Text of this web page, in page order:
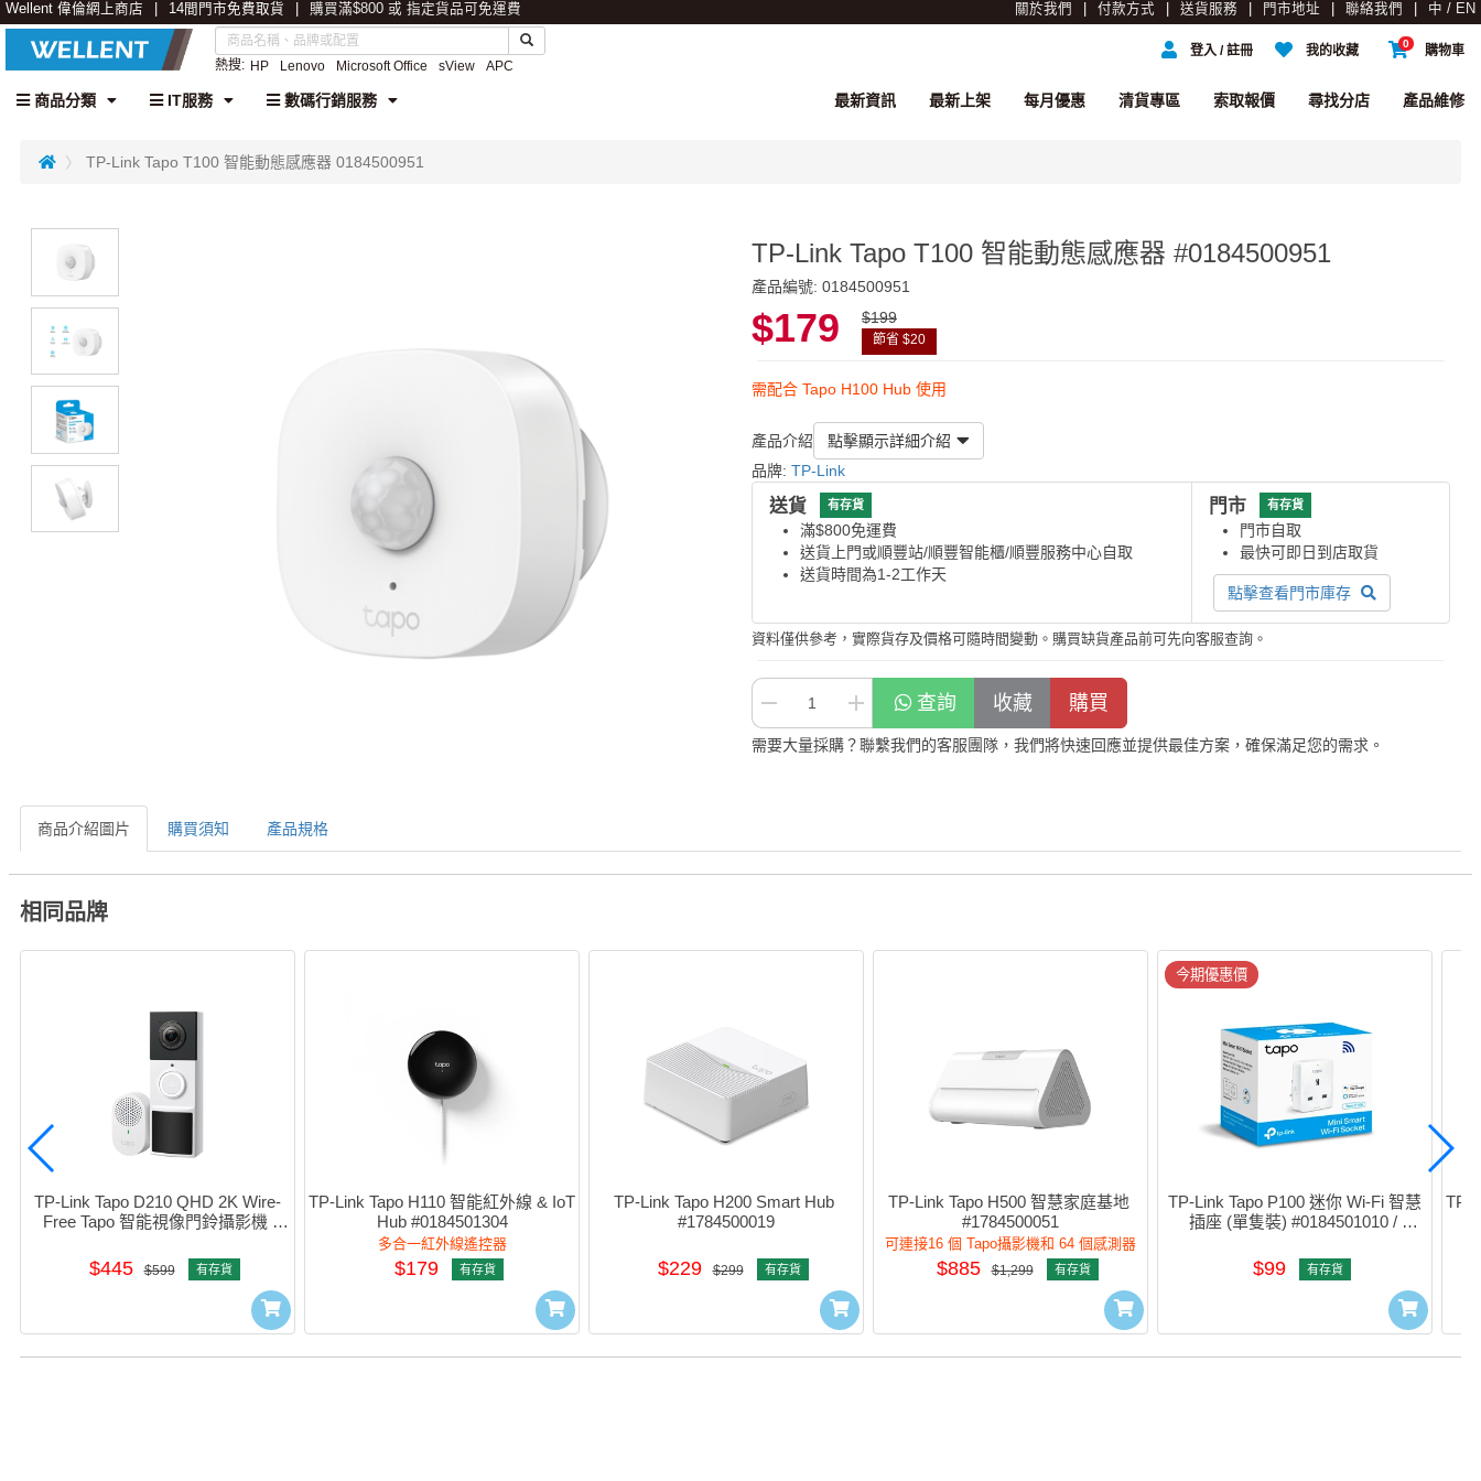
Wellent 偉倫網上商店 14間門市免費取貨 購買滿$800 或 指定貨品可免運費 關於我們 付款方式 送貨服務 門市地址 聯絡我們 中 / EN
熱搜: HP Lenovo Microsoft Office sView APC
0 購物車
我的收藏
登入 / 註冊
商品分類 IT服務 數碼行銷服務 產品維修
尋找分店
索取報價
清貨專區
每月優惠
最新上架
最新資訊
TP-Link Tapo T100 智能動態感應器 0184500951
TP-Link Tapo T100 智能動態感應器 #0184500951
產品編號: 0184500951
$179 $199
節省 $20
需配合 Tapo H100 Hub 使用
產品介紹
點擊顯示詳細介紹
品牌: TP-Link
送貨 有存貨
滿$800免運費
送貨上門或順豐站/順豐智能櫃/順豐服務中心自取
送貨時間為1-2工作天
門市 有存貨
門市自取
最快可即日到店取貨
點擊查看門市庫存
資料僅供參考，實際貨存及價格可隨時間變動。購買缺貨產品前可先向客服查詢。
查詢
需要大量採購？聯繫我們的客服團隊，我們將快速回應並提供最佳方案，確保滿足您的需求。
商品介紹圖片 購買須知 產品規格
相同品牌
TP-Link Tapo D210 QHD 2K Wire-
Free Tapo 智能視像門鈴攝影機
$445 $599 有存貨
TP-Link Tapo H110 智能紅外線 & IoT
Hub #0184501304
多合一紅外線遙控器
$179 有存貨
TP-Link Tapo H200 Smart Hub
#1784500019
$229 $299 有存貨
TP-Link Tapo H500 智慧家庭基地
#1784500051
可連接16 個 Tapo攝影機和 64 個感測器
$885 $1,299 有存貨
今期優惠價
TP-Link Tapo P100 迷你 Wi-Fi 智慧
插座 (單隻裝) #0184501010 /
$99 有存貨
TP-